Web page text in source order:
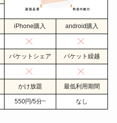
iPhone購入 android購入
パケットシェア パケット繰越
かけ放題 最低利用期間
550円/5分~ なし